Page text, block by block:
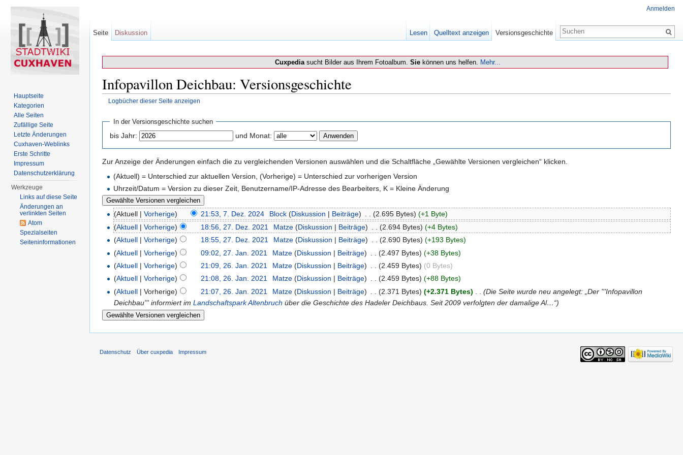
Cuxpediasucht Bilder aus Ihrem Fotoalbum. Sie können uns helfen. Mehr...
Infopavillon Deichbau: Versionsgeschichte
Logbücher dieser Seite anzeigen
In der Versionsgeschichte suchen
bis Jahr: und Monat:
Zur Anzeige der Änderungen einfach die zu vergleichenden Versionen auswählen und die Schaltfläche „Gewählte Versionen vergleichen“ klicken.
(Aktuell) = Unterschied zur aktuellen Version, (Vorherige) = Unterschied zur vorherigen Version
Uhrzeit/Datum = Version zu dieser Zeit, Benutzername/IP-Adresse des Bearbeiters, K = Kleine Änderung
(Aktuell |Vorherige) 21:53, 7. Dez. 2024 Block (Diskussion | Beiträge) . . (2.695 Bytes) (+1 Byte)
(Aktuell |Vorherige) 18:56, 27. Dez. 2021 Matze (Diskussion | Beiträge) (2.694 Bytes) (+4 Bytes)
(Aktuell |Vorherige) 18:55, 27. Dez. 2021 Matze (Diskussion | Beiträge) (2.690 Bytes) (+193 Bytes)
(Aktuell |Vorherige) 09:02, 27. Jan. 2021 Matze (Diskussion | Beiträge) (2.497 Bytes) (+38 Bytes)
(Aktuell |Vorherige) 21:09, 26. Jan. 2021 Matze (Diskussion | Beiträge) (2.459 Bytes) (0 Bytes)
(Aktuell |Vorherige) 21:08, 26. Jan. 2021 Matze (Diskussion | Beiträge) . . (2.459 Bytes) (+88 Bytes)
(Aktuell | Vorherige) 21:07, 26. Jan. 2021 Matze (Diskussion | Beiträge) (2.371 Bytes) (+2.371 Bytes)
(Die Seite wurde neu angelegt: „Der '''Infopavillon
Deichbau''' informiert imLandschaftspark Altenbruch über die Geschichte des Hadeler Deichbaus. Seit 2009 verfolgten der damalige Al…“)
Anmelden
Seite Diskussion Lesen Quelltext anzeigen Versionsgeschichte
Hauptseite
Kategorien
Alle Seiten
Zufällige Seite
Letzte Änderungen
Cuxhaven-Weblinks
Erste Schritte
Impressum
Datenschutzerklärung
Werkzeuge
Links auf diese Seite
Änderungen an
verlinkten Seiten
Atom
Spezialseiten
Seiten­informationen
Datenschutz Über cuxpedia Impressum